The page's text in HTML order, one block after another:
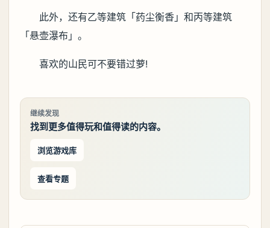
此外，还有乙等建筑「药尘衡香」和丙等建筑
「悬壶瀑布」。
喜欢的山民可不要错过萝!
继续发现
找到更多值得玩和值得读的内容。
浏览游戏库
查看专题